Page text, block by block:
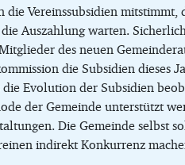
die Vereinssubsidien
Auszahlung warten.
des neuen
die Subsidien
Evolution der Subsidien
der Gemeinde unterstützt
Die Gemeinde
indirekt Konkurrenz